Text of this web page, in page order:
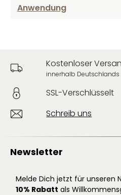
Anwendung
Kostenloser
innerhalb Deutschlands
SSL-Verschlüsselt
Schreib uns
Newsletter
Melde Dich jetzt für unseren
10% Rabatt als